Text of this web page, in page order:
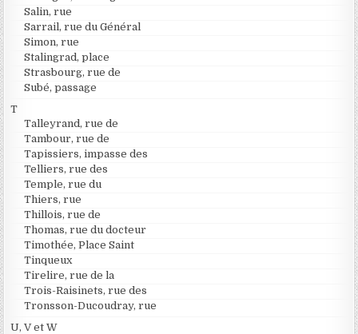
Salin, rue
Sarrail, rue du Général
Simon, rue
Stalingrad, place
Strasbourg, rue de
Subé, passage
T
Talleyrand, rue de
Tambour, rue de
Tapissiers, impasse des
Telliers, rue des
Temple, rue du
Thiers, rue
Thillois, rue de
Thomas, rue du docteur
Timothée, Place Saint
Tinqueux
Tirelire, rue de la
Trois-Raisinets, rue des
Tronsson-Ducoudray, rue
U, V et W